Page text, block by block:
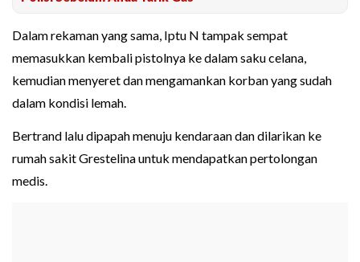
Dalam rekaman yang sama, Iptu N tampak sempat
memasukkan kembali pistolnya ke dalam saku celana,
kemudian menyeret dan mengamankan korban yang sudah
dalam kondisi lemah.
Bertrand lalu dipapah menuju kendaraan dan dilarikan ke
rumah sakit Grestelina untuk mendapatkan pertolongan
medis.